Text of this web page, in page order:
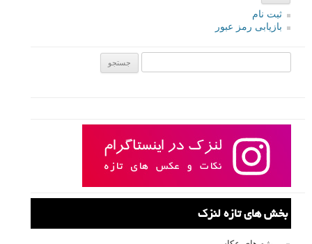
ثبت نام
بازیابی رمز عبور
بخش های تازه لنزک